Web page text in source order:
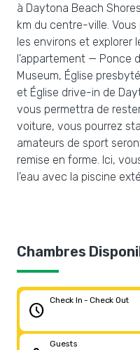
à Daytona Beach
km du centre-ville.
les environs et explorer
l’appartement — Ponce
Museum, Église
et Église drive-in de
vous permettra de
voiture, vous pourrez
amateurs de sport
remise en forme. Ici,
l’eau avec la piscine
Chambres
schedule
Check In - Check Out
Guests